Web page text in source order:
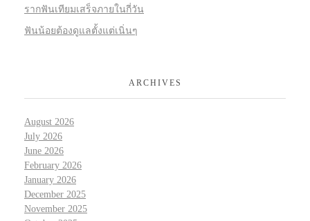
รากฟันเทียมเสร็จภายในกี่วัน
ฟันน้อยต้องดูแลตั้งแต่เนิ่นๆ
ARCHIVES
August 2026
July 2026
June 2026
February 2026
January 2026
December 2025
November 2025